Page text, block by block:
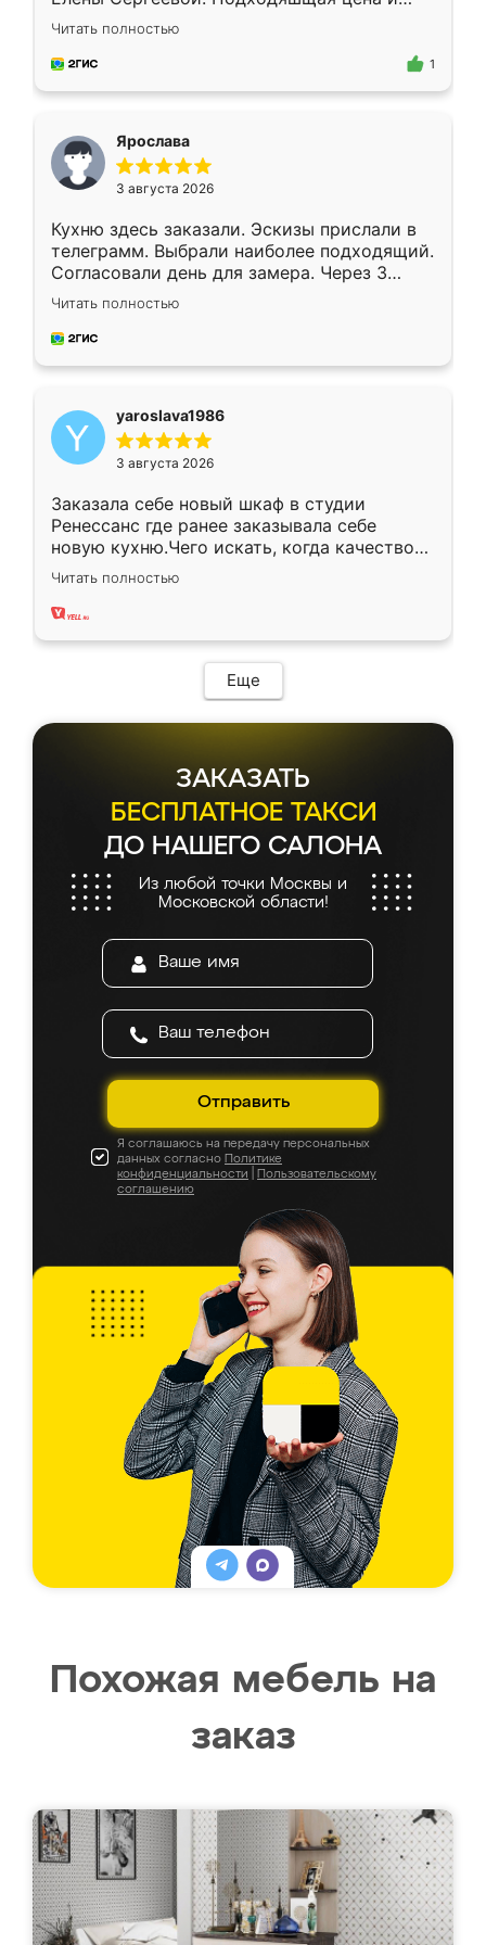
короткие сроки изготовления. Приехавший
для замера сотрудник Владислав
предложил по моему эскизу самый
Читать полностью
1
Ярослава
3 августа 2026
Кухню здесь заказали. Эскизы прислали в
телеграмм. Выбрали наиболее подходящий.
Согласовали день для замера. Через 3
недели кухня была уже готова. Остались
довольны работой. Спасибо Ренессанс
мебель за качественную работу!
Читать полностью
yaroslava1986
3 августа 2026
Заказала себе новый шкаф в студии
Ренессанс где ранее заказывала себе
новую кухню.Чего искать, когда качеством
вполне довольна. Служит кухня уже почти
два года, нареканий нет.
Читать полностью
Еще
ЗАКАЗАТЬ
БЕСПЛАТНОЕ ТАКСИ
ДО НАШЕГО САЛОНА
Из любой точки Москвы и
Московской области!
Отправить
Я соглашаюсь на передачу персональных
данных согласно Политике
конфиденциальности
Пользовательскому
соглашению
Похожая мебель на
заказ